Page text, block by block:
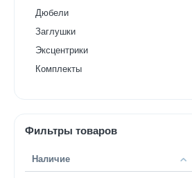
Дюбели
Заглушки
Эксцентрики
Комплекты
Фильтры товаров
Наличие